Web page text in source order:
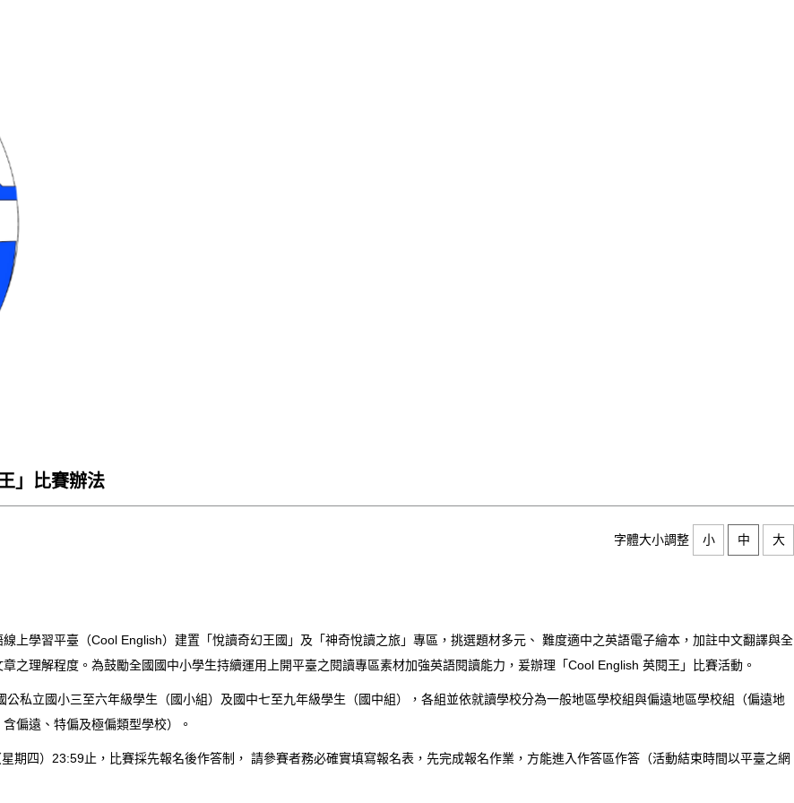
」比賽辦法
字體大小調整 小 中
大
上學習平臺（Cool English）建置「悅讀奇幻王國」及「神奇悅讀之旅」專區，挑選題材多元、 難度適中之英語電子繪本，加註中文翻譯與全
之理解程度。為鼓勵全國國中小學生持續運用上開平臺之閱讀專區素材加強英語閱讀能力，爰辦理「Cool English 英閱王」比賽活動。
私立國小三至六年級學生（國小組）及國中七至九年級學生（國中組），各組並依就讀學校分為一般地區學校組與偏遠地區學校組（偏遠地
偏遠、特偏及極偏類型學校）。
期四）23:59止，比賽採先報名後作答制， 請參賽者務必確實填寫報名表，先完成報名作業，方能進入作答區作答（活動結束時間以平臺之網